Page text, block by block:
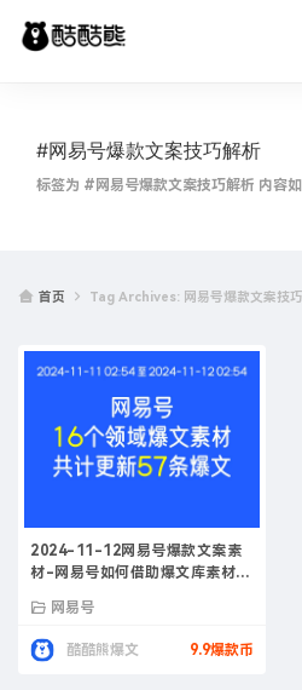
#网易号爆款文案技巧解析
标签为 #网易号爆款文案技巧解析 内容如
首页 Tag Archives: 网易号爆款文案技
2024-11-12网易号爆款文案素
材-网易号如何借助爆文库素材出
网易号
酷酷熊爆文 9.9爆款币